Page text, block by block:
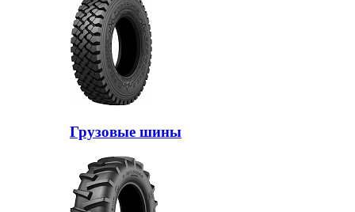
Грузовые шины